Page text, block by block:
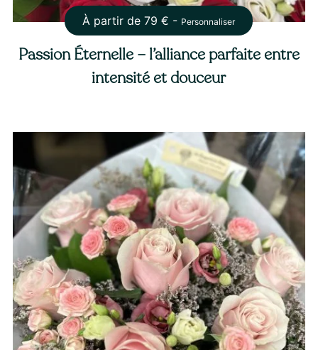
À partir de79 € - Personnaliser
Passion Éternelle – l’alliance parfaite entre
intensité et douceur